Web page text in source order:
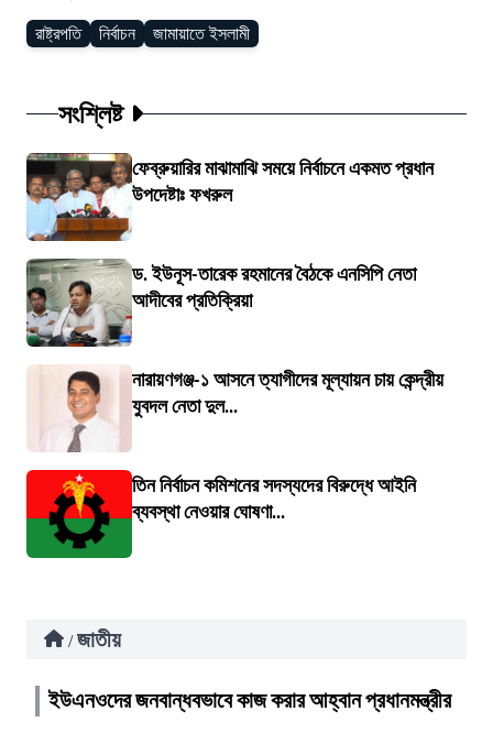
রাষ্ট্রপতি নির্বাচন জামায়াতে ইসলামী
সংশ্লিষ্ট
ফেব্রুয়ারির মাঝামাঝি সময়ে নির্বাচনে একমত প্রধান
উপদেষ্টাঃ ফখরুল
ড. ইউনূস-তারেক রহমানের বৈঠকে এনসিপি নেতা
আদীবের প্রতিক্রিয়া
নারায়ণগঞ্জ-১ আসনে ত্যাগীদের মূল্যায়ন চায় কেন্দ্রীয়
যুবদল নেতা দুল...
তিন নির্বাচন কমিশনের সদস্যদের বিরুদ্ধে আইনি
ব্যবস্থা নেওয়ার ঘোষণা...
/ জাতীয়
ইউএনওদের জনবান্ধবভাবে কাজ করার আহ্বান প্রধানমন্ত্রীর